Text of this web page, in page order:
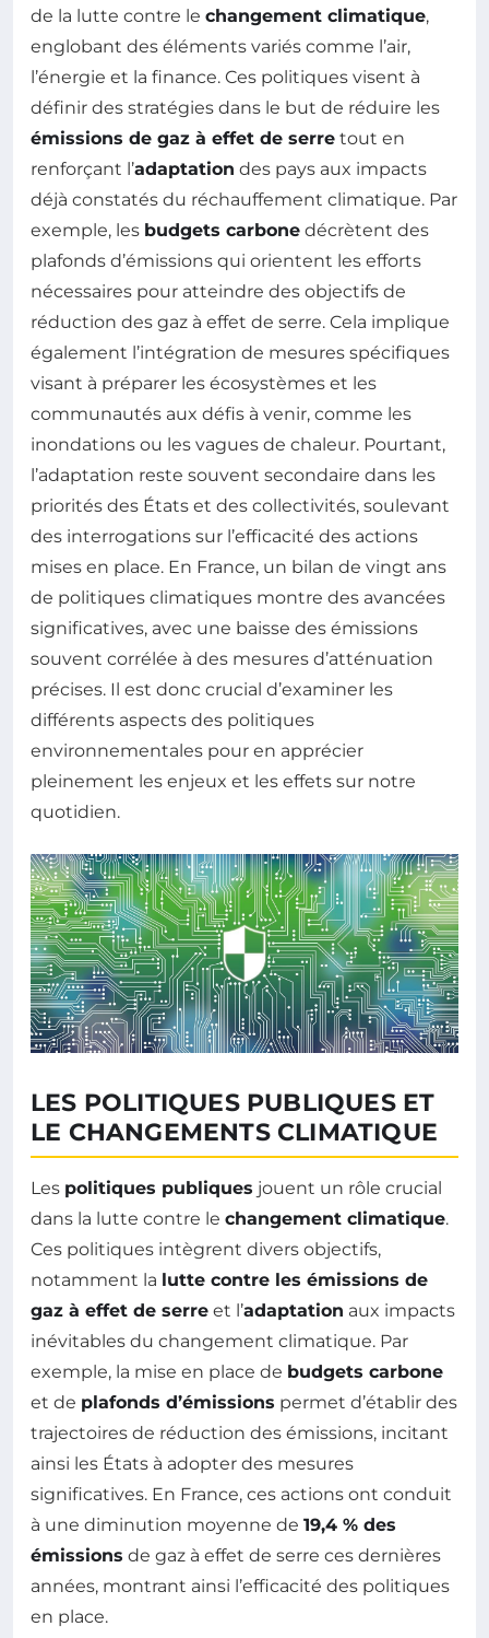
de la lutte contre le changement climatique,
englobant des éléments variés comme l’air,
l’énergie et la finance. Ces politiques visent à
définir des stratégies dans le but de réduire les
émissions de gaz à effet de serre tout en
renforçant l’adaptation des pays aux impacts
déjà constatés du réchauffement climatique. Par
exemple, les budgets carbone décrètent des
plafonds d’émissions qui orientent les efforts
nécessaires pour atteindre des objectifs de
réduction des gaz à effet de serre. Cela implique
également l’intégration de mesures spécifiques
visant à préparer les écosystèmes et les
communautés aux défis à venir, comme les
inondations ou les vagues de chaleur. Pourtant,
l’adaptation reste souvent secondaire dans les
priorités des États et des collectivités, soulevant
des interrogations sur l’efficacité des actions
mises en place. En France, un bilan de vingt ans
de politiques climatiques montre des avancées
significatives, avec une baisse des émissions
souvent corrélée à des mesures d’atténuation
précises. Il est donc crucial d’examiner les
différents aspects des politiques
environnementales pour en apprécier
pleinement les enjeux et les effets sur notre
quotidien.
LES POLITIQUES PUBLIQUES ET
LE CHANGEMENTS CLIMATIQUE
Les politiques publiques jouent un rôle crucial
dans la lutte contre le changement climatique.
Ces politiques intègrent divers objectifs,
notamment la lutte contre les émissions de
gaz à effet de serre et l’adaptation aux impacts
inévitables du changement climatique. Par
exemple, la mise en place de budgets carbone
et de plafonds d’émissions permet d’établir des
trajectoires de réduction des émissions, incitant
ainsi les États à adopter des mesures
significatives. En France, ces actions ont conduit
à une diminution moyenne de 19,4 % des
émissions de gaz à effet de serre ces dernières
années, montrant ainsi l’efficacité des politiques
en place.